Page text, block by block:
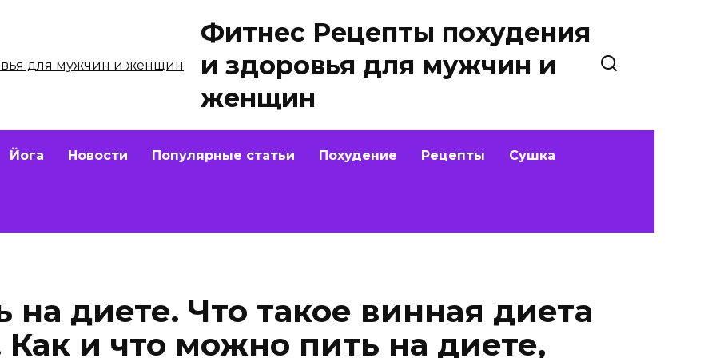
Фитнес Рецепты похудения
и здоровья для мужчин и
женщин
Йога Новости Популярные статьи Похудение Рецепты Сушка
диете. Что такое винная диета
и что можно пить на диете,